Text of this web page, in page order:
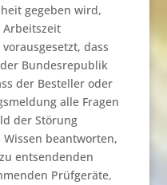
gegeben wird,
dass
Bundesrepublik
der Besteller oder
alle Fragen
der Störung
beantworten,
entsendenden
Prüfgeräte,